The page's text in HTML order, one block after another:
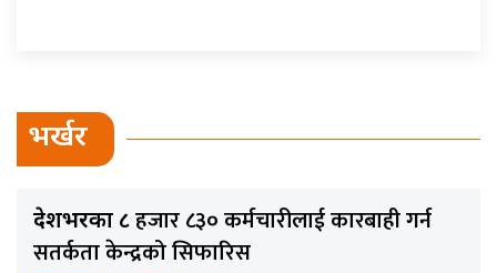
भर्खर
देशभरका ८हजार ८३० कर्मचारीलाई कारबाही गर्न
सतर्कता केन्द्रको सिफारिस